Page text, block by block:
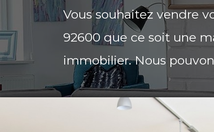
Vous souhaitez vendre
92600 que ce soit une
immobilier. Nous